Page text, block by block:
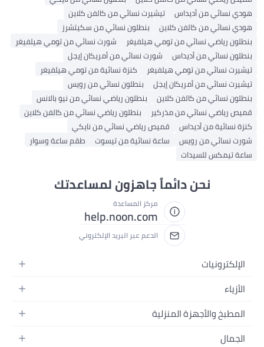
نسائي من أديداس
تيشيرت نسائي من كالفن كلاين
نسائي من كالفن كلاين
بنطلون نسائي من سكيتشرز
رياضي نسائي من تومي هيلفيغر
شورت نسائي من تومي هيلفيغر
نسائي من أديداس
شورت نسائي من أمريكان إيجل
نسائي من تومي هيلفيغر
كنزة نسائية من تومي هيلفيغر
نسائي من أمريكان إيجل
بنطلون نسائي من رويس
نسائي من كالفن كلاين
بنطلون رياضي نسائي من نيو بالانس
رياضي نسائي من مذركير
بنطلون رياضي نسائي من كالفن كلاين
نسائية من أديداس
قميص رياضي نسائي من نايكي
نسائي من رويس
ساعة نسائية من تيسوت
طقم ساعة وسوار
تيمكس للسيدات
نحن دائماً جاهزون لمساعدتك
مركز المساعدة
help.noon.com
الدعم عبر البريد الإلكتروني
الإلكترونيات
الجوالات
اللابتوبات
الأجهزة المنزلية
الأزياء
أزياء نسائية
أزياء البنات
المطبخ والأجهزة المنزلية
الحمام
الجمال